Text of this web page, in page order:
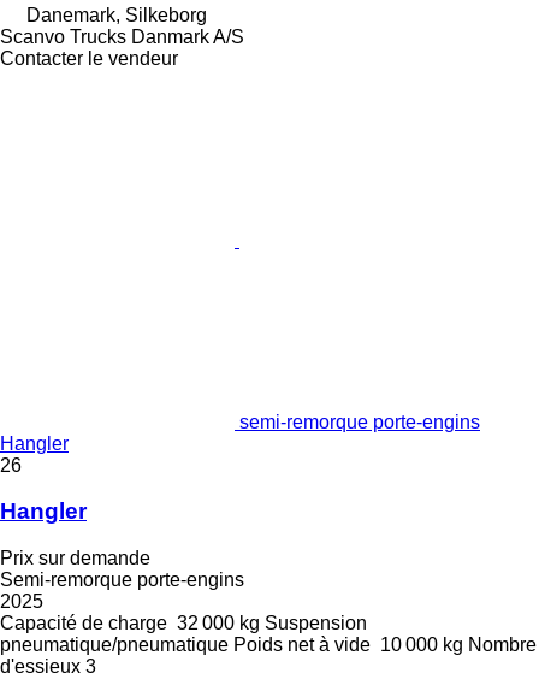
Danemark, Silkeborg
Scanvo Trucks Danmark A/S
Contacter le vendeur
semi-remorque porte-engins
Hangler
26
Hangler
Prix sur demande
Semi-remorque porte-engins
2025
Capacité de charge 32 000 kg Suspension
pneumatique/pneumatique Poids net à vide 10 000 kg Nombre
d'essieux 3